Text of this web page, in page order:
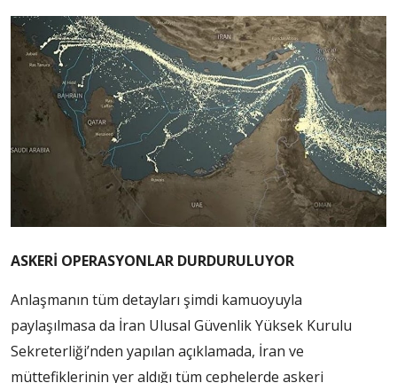
ASKERİ OPERASYONLAR DURDURULUYOR
Anlaşmanın tüm detayları şimdi kamuoyuyla
paylaşılmasa da İran Ulusal Güvenlik Yüksek Kurulu
Sekreterliği’nden yapılan açıklamada, İran ve
müttefiklerinin yer aldığı tüm cephelerde askeri